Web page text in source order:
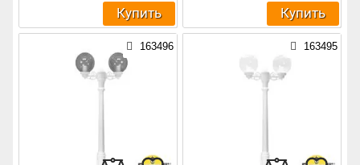
Купить Купить
163496 163495